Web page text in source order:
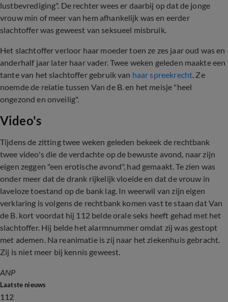
lustbevrediging". De rechter wees er daarbij op dat de jonge
vrouw min of meer van hem afhankelijk was en eerder
slachtoffer was geweest van seksueel misbruik.
Het slachtoffer verloor haar moeder toen ze zes jaar oud was en
anderhalf jaar later haar vader. Twee weken geleden maakte een
tante van het slachtoffer gebruik van haar spreekrecht. Ze
noemde de relatie tussen Van de B. en het meisje "heel
ongezond en onveilig".
Video's
Tijdens de zitting twee weken geleden bekeek de rechtbank
twee video's die de verdachte op de bewuste avond, naar zijn
eigen zeggen "een erotische avond", had gemaakt. Te zien was
onder meer dat de drank rijkelijk vloeide en dat de vrouw in
laveloze toestand op de bank lag. In weerwil van zijn eigen
verklaring is volgens de rechtbank komen vast te staan dat Van
de B. kort voordat hij 112 belde orale seks heeft gehad met het
slachtoffer. Hij belde het alarmnummer omdat zij was gestopt
met ademen. Na reanimatie is zij naar het ziekenhuis gebracht.
Zij is niet meer bij kennis geweest.
ANP
Laatste nieuws
112